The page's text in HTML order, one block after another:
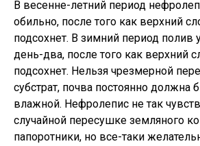
В весенне-летний период
обильно, после того как верхний
подсохнет. В зимний период полив
день-два, после того как верхний
подсохнет. Нельзя чрезмерной
субстрат, почва постоянно должна
влажной. Нефролепис не так
случайной пересушке земляного
папоротники, но все-таки